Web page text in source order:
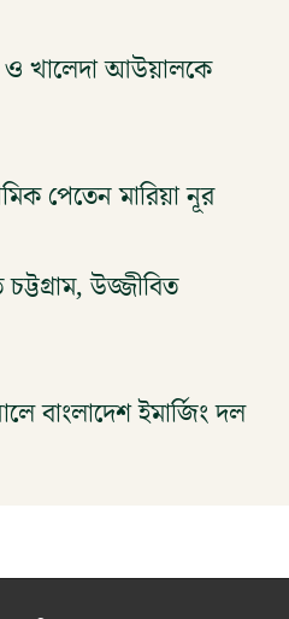
খালেদা আউয়ালকে
পেতেন মারিয়া নূর
চট্টগ্রাম, উজ্জীবিত
বাংলাদেশ ইমার্জিং দল